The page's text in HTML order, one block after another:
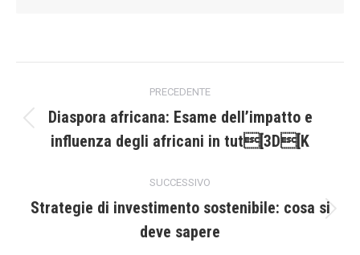
tra
PRECEDENTE
precedente:
Diaspora africana: Esame dell’impatto e
influenza degli africani in tut[3D[K
SUCCESSIVO
post:
Strategie di investimento sostenibile: cosa si
deve sapere